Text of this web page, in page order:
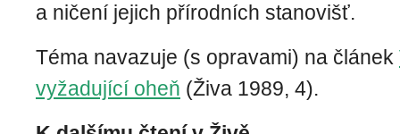
a ničení jejich přírodních stanovišť.
Téma navazuje (s opravami) na článek
vyžadující oheň (Živa 1989, 4).